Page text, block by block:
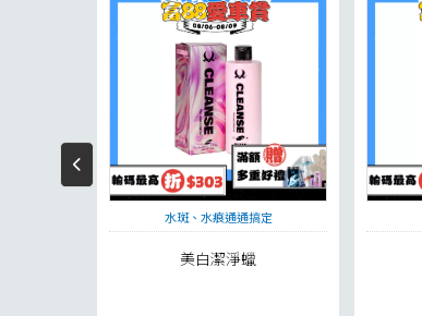
水斑、水痕通通搞定
美白潔淨蠟